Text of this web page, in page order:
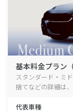
基本料金プラン（
スタンダード・ミ
捨てなどの詳細は
代表車種